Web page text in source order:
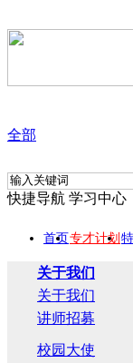
全部
快捷导航 学习中心
首页专才计划
关于我们
关于我们
讲师招募
校园大使